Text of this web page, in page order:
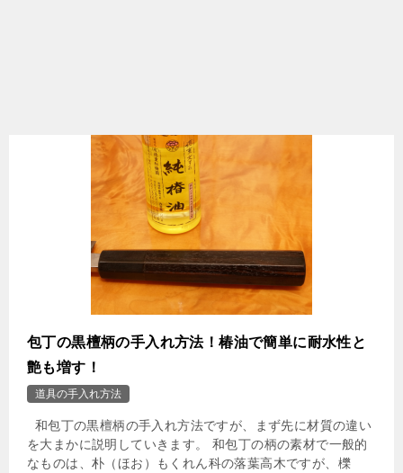
包丁の黒檀柄の手入れ方法！椿油で簡単に耐水性と
艶も増す！
道具の手入れ方法
和包丁の黒檀柄の手入れ方法ですが、まず先に材質の違い
を大まかに説明していきます。 和包丁の柄の素材で一般的
なものは、朴（ほお）もくれん科の落葉高木ですが、櫟